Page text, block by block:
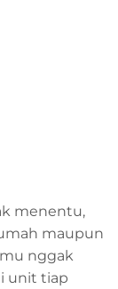
menentu,
maupun
nggak
unit tiap